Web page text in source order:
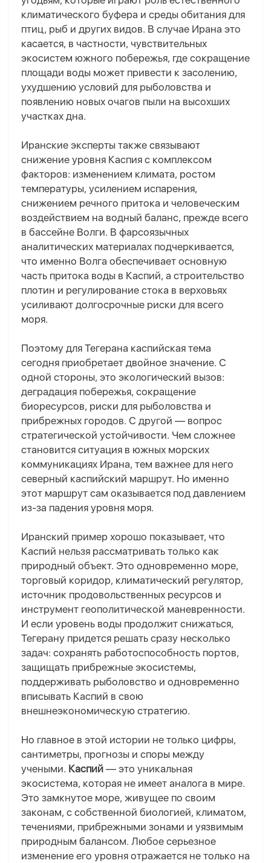
климатического буфера и среды обитания для
птиц, рыб и других видов. В случае Ирана это
касается, в частности, чувствительных
экосистем южного побережья, где сокращение
площади воды может привести к засолению,
ухудшению условий для рыболовства и
появлению новых очагов пыли на высохших
участках дна.
Иранские эксперты также связывают
снижение уровня Каспия с комплексом
факторов: изменением климата, ростом
температуры, усилением испарения,
снижением речного притока и человеческим
воздействием на водный баланс, прежде всего
в бассейне Волги. В фарсоязычных
аналитических материалах подчеркивается,
что именно Волга обеспечивает основную
часть притока воды в Каспий, а строительство
плотин и регулирование стока в верховьях
усиливают долгосрочные риски для всего
моря.
Поэтому для Тегерана каспийская тема
сегодня приобретает двойное значение. С
одной стороны, это экологический вызов:
деградация побережья, сокращение
биоресурсов, риски для рыболовства и
прибрежных городов. С другой — вопрос
стратегической устойчивости. Чем сложнее
становится ситуация в южных морских
коммуникациях Ирана, тем важнее для него
северный каспийский маршрут. Но именно
этот маршрут сам оказывается под давлением
из-за падения уровня моря.
Иранский пример хорошо показывает, что
Каспий нельзя рассматривать только как
природный объект. Это одновременно море,
торговый коридор, климатический регулятор,
источник продовольственных ресурсов и
инструмент геополитической маневренности.
И если уровень воды продолжит снижаться,
Тегерану придется решать сразу несколько
задач: сохранять работоспособность портов,
защищать прибрежные экосистемы,
поддерживать рыболовство и одновременно
вписывать Каспий в свою
внешнеэкономическую стратегию.
Но главное в этой истории не только цифры,
сантиметры, прогнозы и споры между
учеными. Каспий — это уникальная
экосистема, которая не имеет аналога в мире.
Это замкнутое море, живущее по своим
законам, с собственной биологией, климатом,
течениями, прибрежными зонами и уязвимым
природным балансом. Любое серьезное
изменение его уровня отражается не только на